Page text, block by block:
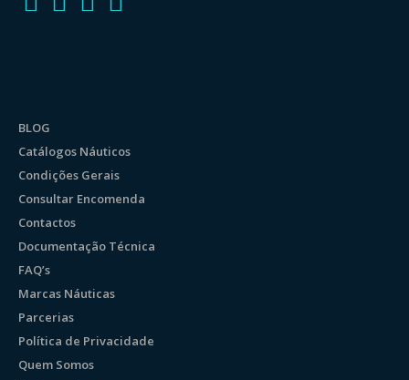
BLOG
Catálogos Náuticos
Condições Gerais
Consultar Encomenda
Contactos
Documentação Técnica
FAQ’s
Marcas Náuticas
Parcerias
Política de Privacidade
Quem Somos